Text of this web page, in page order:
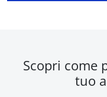
Scopri come
tuo